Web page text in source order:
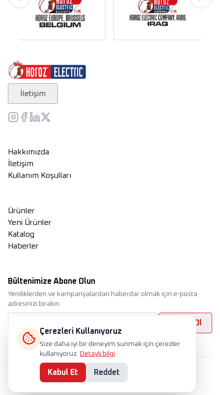
Çerezleri Kullanıyoruz
Size daha iyi bir deneyim sunmak için çerezler
kullanıyoruz. Detaylı bilgi
Kabul Et Reddet
İletişim
Hakkımızda
İletişim
Kullanım Koşulları
Ürünler
Yeni Ürünler
Katalog
Haberler
Bültenimize Abone Olun
Yeniliklerden ve kampanyalardan haberdar olmak için e-posta
adresinizi bırakın.
Abone Ol
International
Çerez Politikası
Gizlilik Politikası Kullanım Koşulları